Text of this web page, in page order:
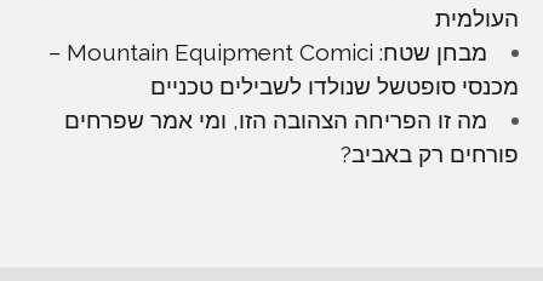
העולמית
מבחן שטח: Mountain Equipment Comici –
מכנסי סופטשל שנולדו לשבילים טכניים
מה זו הפריחה הצהובה הזו, ומי אמר שפרחים
פורחים רק באביב?